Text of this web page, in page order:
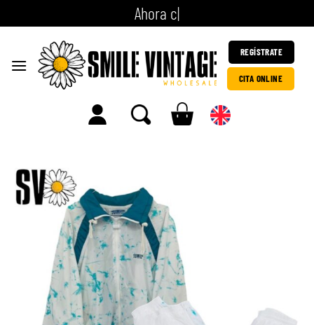
horac ita
REGÍSTRATE
CITA ONLINE